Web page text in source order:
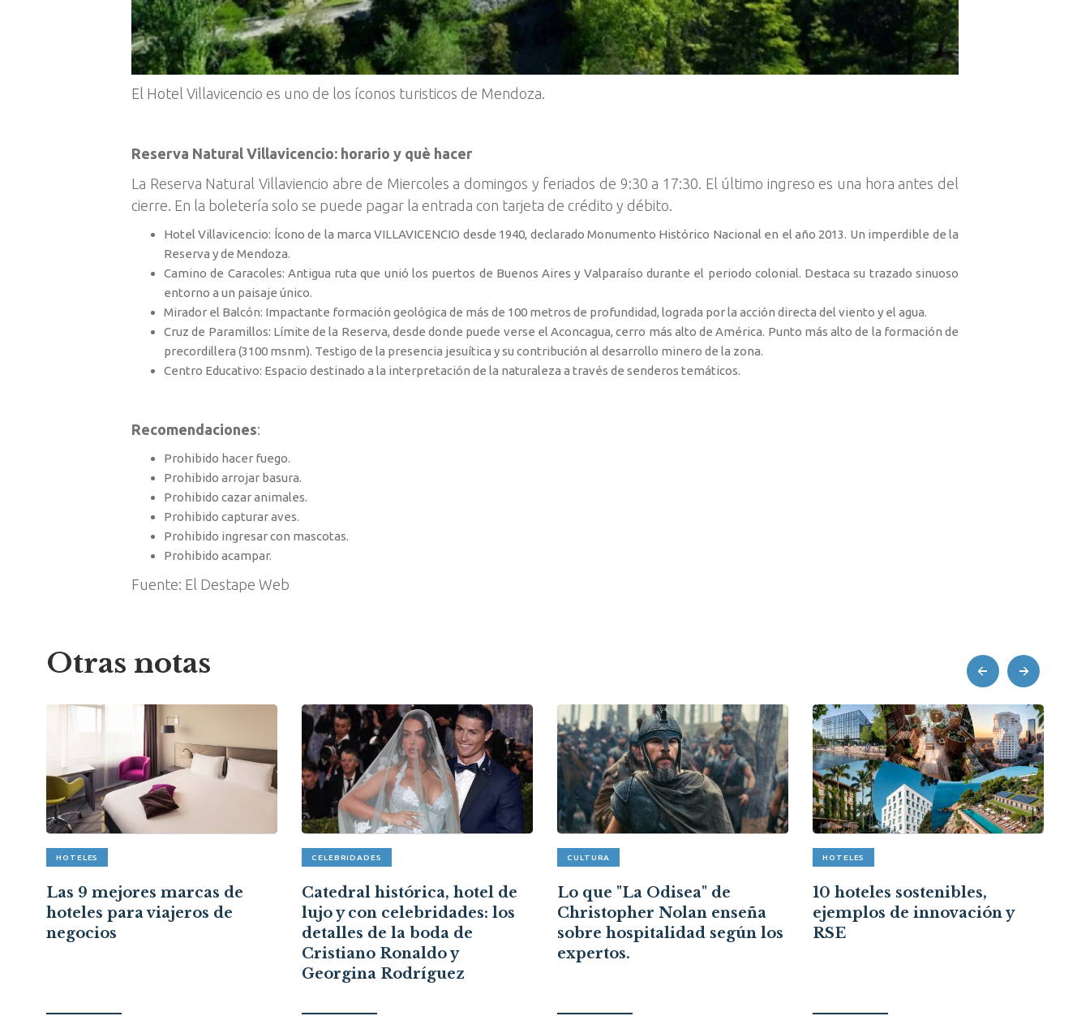
El Hotel Villavicencio es uno de los íconos turisticos de Mendoza.
Reserva Natural Villavicencio: horario y què hacer
La Reserva Natural Villaviencio abre de Miercoles a domingos y feriados de 9:30 a 17:30. El último ingreso es una hora antes del
cierre. En la boletería solo se puede pagar la entrada con tarjeta de crédito y débito.
Hotel Villavicencio: Ícono de la marca VILLAVICENCIO desde 1940, declarado Monumento Histórico Nacional en el año 2013. Un imperdible de la
Reserva y de Mendoza.
Camino de Caracoles: Antigua ruta que unió los puertos de Buenos Aires y Valparaíso durante el periodo colonial. Destaca su trazado sinuoso
entorno a un paisaje único.
Mirador el Balcón: Impactante formación geológica de más de 100 metros de profundidad, lograda por la acción directa del viento y el agua.
Cruz de Paramillos: Límite de la Reserva, desde donde puede verse el Aconcagua, cerro más alto de América. Punto más alto de la formación de
precordillera (3100 msnm). Testigo de la presencia jesuítica y su contribución al desarrollo minero de la zona.
Centro Educativo: Espacio destinado a la interpretación de la naturaleza a través de senderos temáticos.
Recomendaciones:
Prohibido hacer fuego.
Prohibido arrojar basura.
Prohibido cazar animales.
Prohibido capturar aves.
Prohibido ingresar con mascotas.
Prohibido acampar.
Fuente: El Destape Web
Otras notas
HOTELES
Las 9 mejores marcas de
hoteles para viajeros de
negocios
CELEBRIDADES
Catedral histórica, hotel de
lujo y con celebridades: los
detalles de la boda de
Cristiano Ronaldo y
Georgina Rodríguez
CULTURA
Lo que "La Odisea" de
Christopher Nolan enseña
sobre hospitalidad según los
expertos.
HOTELES
10 hoteles sostenibles,
ejemplos de innovación y
RSE
prev next